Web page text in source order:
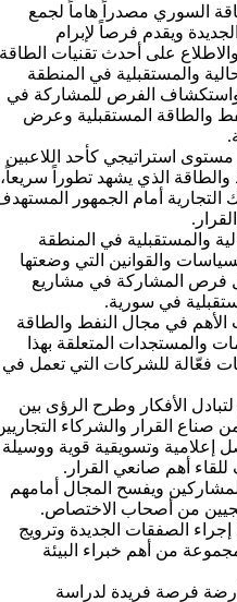
السوري مصدراً هاماً لجمع
ويقدم فرصاً لإبرام
على أحدث تقنيات الطاقة
والمستقبلية في المنطقة
الفرص للمشاركة في
والطاقة المستقبلية وعرض
مستوى استراتيجي كأحد اللاعبين
الذي يشهد تطوراً سريعاً،
أمام الجمهور
والمستقبلية في المنطقة
والقوانين التي وضعتها
فرص المشاركة في مشاريع
في سورية.
في مجال النفط والطاقة
والمستجدات المتعلقة بهذا
فعّالة للشركات التي تعمل في
الأفكار وطرح الرؤى بين
القرار والشركاء
إعلامية وتسويقية قوية ووسيلة
أهم صانعي القرار.
ويفسح المجال أمامهم
من أصحاب الاختصاص.
الصفقات الجديدة وترويج
من أهم خبراء البيئة
فرصة فريدة لدراسة